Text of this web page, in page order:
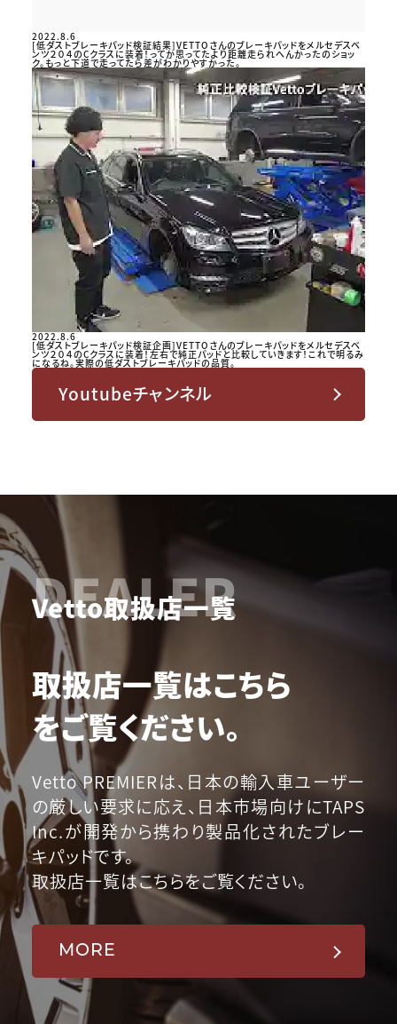
2022.8.6
[低ダストブレーキパッド検証結果]VETTOさんのブレーキパッドをメルセデスベ
ンツ２０４のCクラスに装着！ってか思ってたより距離走られへんかったのショッ
ク。もっと下道で走ってたら差がわかりやすかった。
2022.8.6
[低ダストブレーキパッド検証企画]VETTOさんのブレーキパッドをメルセデスベ
ンツ２０４のCクラスに装着！左右で純正パッドと比較していきます！これで明るみ
になるね。実際の低ダストブレーキパッドの品質。
Youtubeチャンネル
DEALER
Vetto取扱店一覧
取扱店一覧はこちら
をご覧ください。
Vetto PREMIERは、日本の輸入車ユーザー
の厳しい要求に応え、日本市場向けにTAPS
Inc.が開発から携わり製品化されたブレー
キパッドです。
取扱店一覧はこちらをご覧ください。
MORE